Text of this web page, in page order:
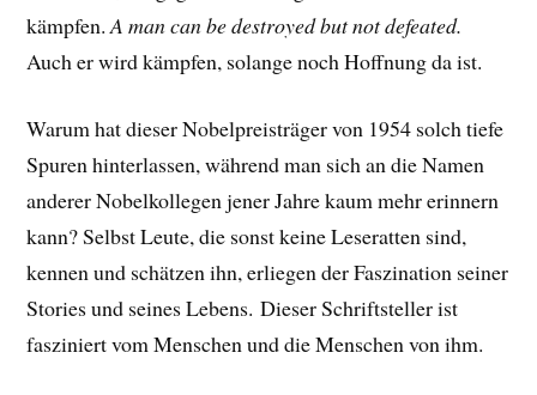
kämpfen. A man can be destroyed but not defeated.
Auch er wird kämpfen, solange noch Hoffnung da ist.
Warum hat dieser Nobelpreisträger von 1954 solch tiefe
Spuren hinterlassen, während man sich an die Namen
anderer Nobelkollegen jener Jahre kaum mehr erinnern
kann? Selbst Leute, die sonst keine Leseratten sind,
kennen und schätzen ihn, erliegen der Faszination seiner
Stories und seines Lebens. Dieser Schriftsteller ist
fasziniert vom Menschen und die Menschen von ihm.